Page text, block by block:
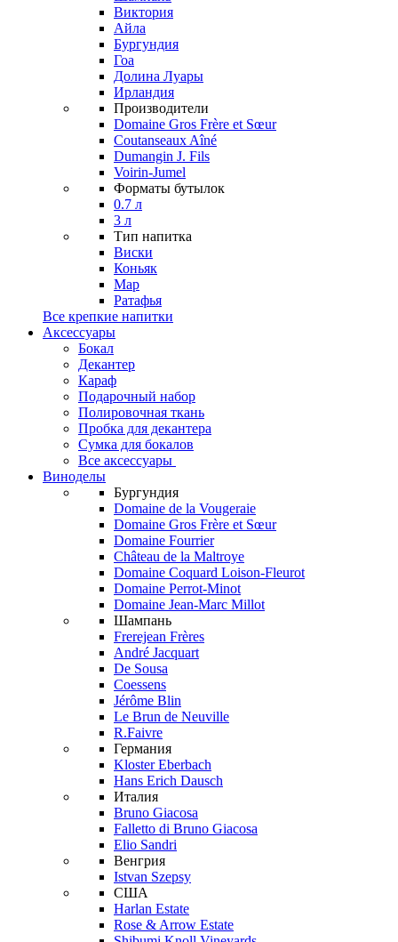
Виктория
Айла
Бургундия
Гоа
Долина Луары
Ирландия
Производители
Domaine Gros Frère et Sœur
Coutanseaux Aîné
Dumangin J. Fils
Voirin-Jumel
Форматы бутылок
0.7 л
3 л
Тип напитка
Виски
Коньяк
Мар
Ратафья
Все крепкие напитки
Аксессуары
Бокал
Декантер
Караф
Подарочный набор
Полировочная ткань
Пробка для декантера
Сумка для бокалов
Все аксессуары
Виноделы
Бургундия
Domaine de la Vougeraie
Domaine Gros Frère et Sœur
Domaine Fourrier
Château de la Maltroye
Domaine Coquard Loison-Fleurot
Domaine Perrot-Minot
Domaine Jean-Marc Millot
Шампань
Frerejean Frères
André Jacquart
De Sousa
Coessens
Jérôme Blin
Le Brun de Neuville
R.Faivre
Германия
Kloster Eberbach
Hans Erich Dausch
Италия
Bruno Giacosa
Falletto di Bruno Giacosa
Elio Sandri
Венгрия
Istvan Szepsy
США
Harlan Estate
Rose & Arrow Estate